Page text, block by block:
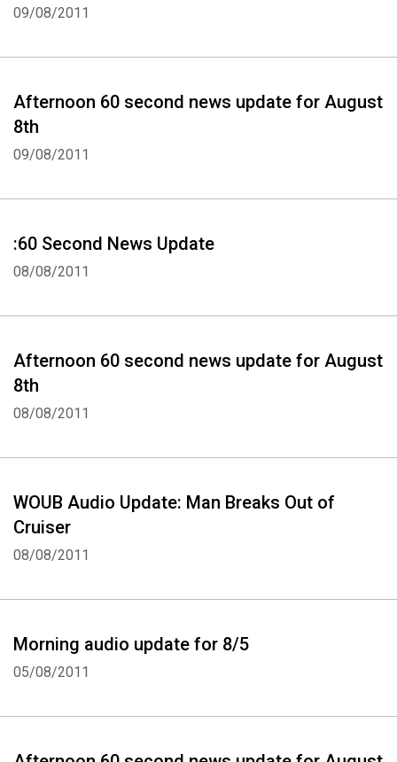
09/08/2011
Afternoon 60 second news update for August
8th
09/08/2011
:60 Second News Update
08/08/2011
Afternoon 60 second news update for August
8th
08/08/2011
WOUB Audio Update: Man Breaks Out of
Cruiser
08/08/2011
Morning audio update for 8/5
05/08/2011
Whatsapp